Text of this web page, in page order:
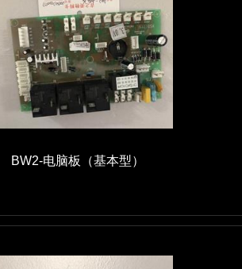
BW2-电脑板（基本型）